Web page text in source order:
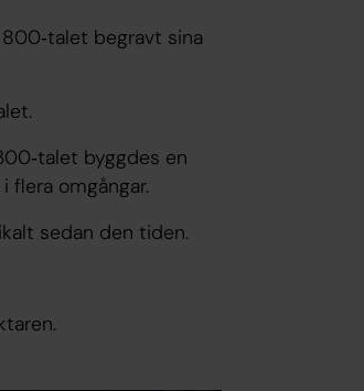
begravt sina
byggdes en
flera omgångar.
sedan den tiden.